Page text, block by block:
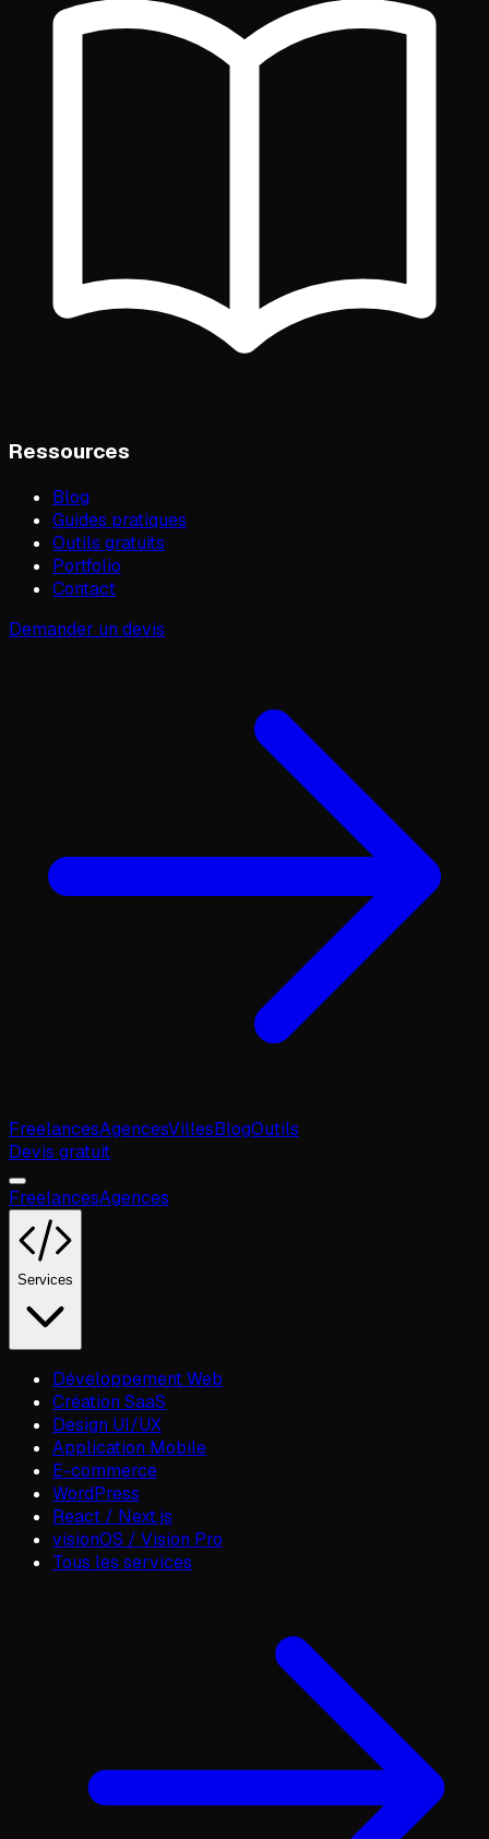
Ressources
Blog
Guides pratiques
Outils gratuits
Portfolio
Contact
Demander un devis
FreelancesAgencesVillesBlogOutils
Devis gratuit
FreelancesAgences
Services
Développement Web
Création SaaS
Design UI/UX
Application Mobile
E-commerce
WordPress
React / Next.js
visionOS / Vision Pro
Tous les services